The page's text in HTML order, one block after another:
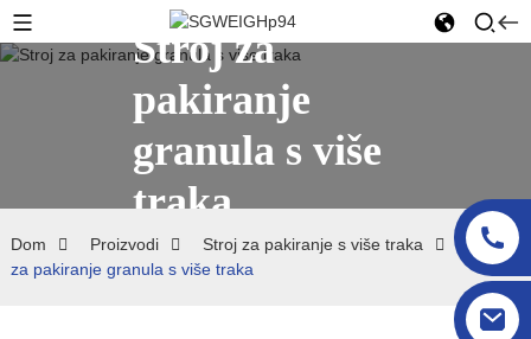
Stroj za
pakiranje
granula s više
traka
Dom Proizvodi Stroj za pakiranje s više traka
Stroj
za pakiranje granula s više traka